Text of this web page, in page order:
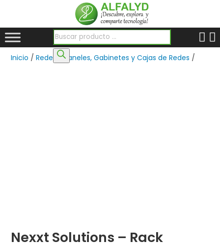
Búsqueda de productos
Inicio /Redes /Paneles, Gabinetes y Cajas de Redes /
Nexxt Solutions – Rack